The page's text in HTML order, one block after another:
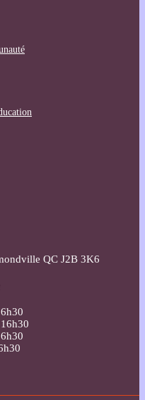
QC J2B 3K6